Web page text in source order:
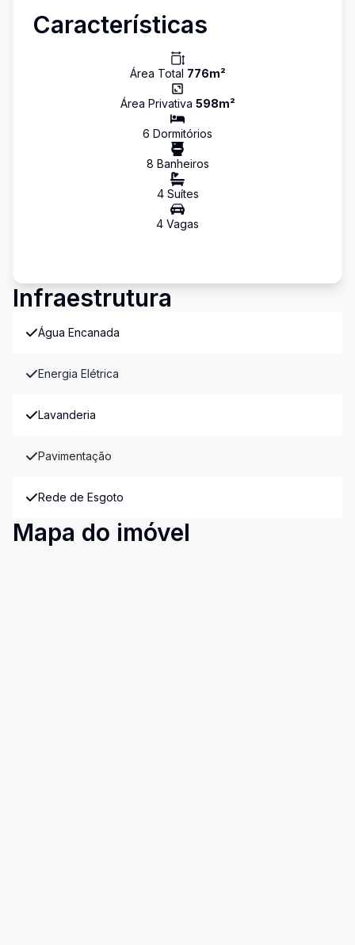
Características
Área Total 776m²
Área Privativa 598m²
6 Dormitórios
8 Banheiros
4Suítes
4 Vagas
Infraestrutura
Água Encanada
Energia Elétrica
Lavanderia
Pavimentação
Rede de Esgoto
Mapa do imóvel